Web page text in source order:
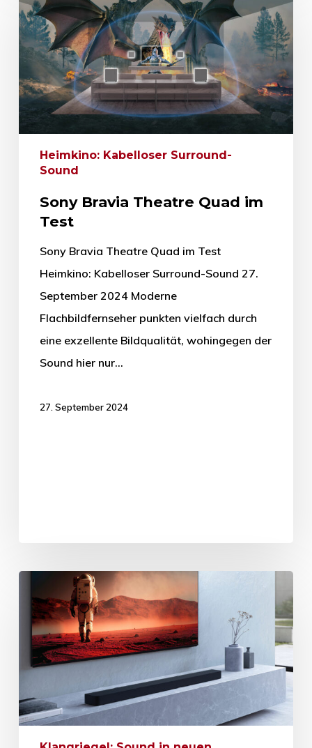
Heimkino: Kabelloser Surround-
Sound
Sony Bravia Theatre Quad im
Test
Sony Bravia Theatre Quad im Test
Heimkino: Kabelloser Surround-Sound 27.
September 2024 Moderne
Flachbildfernseher punkten vielfach durch
eine exzellente Bildqualität, wohingegen der
Sound hier nur…
27. September 2024